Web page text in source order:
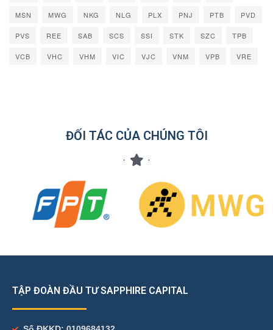
MSN MWG NKG NLG PLX PNJ PTB PVD
PVS REE SAB SCS SSI STK SZC TPB
VCB VHC VHM VIC VJC VNM VPB VRE
ĐỐI TÁC CỦA CHÚNG TÔI
TẬP ĐOÀN ĐẦU TƯ SAPPHIRE CAPITAL